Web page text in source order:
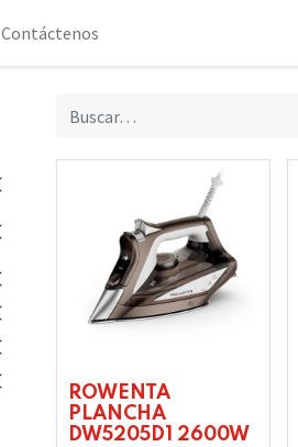
Contáctenos
ROWENTA
PLANCHA
DW5205D1 2600W